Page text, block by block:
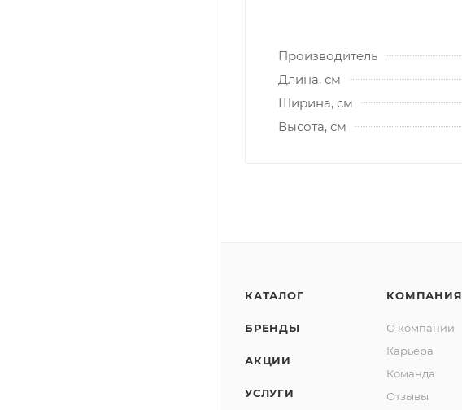
Производитель
Длина, см
Ширина, см
Высота, см
КАТАЛОГ
БРЕНДЫ
АКЦИИ
УСЛУГИ
КОМПАНИЯ
О компании
Карьера
Команда
Отзывы